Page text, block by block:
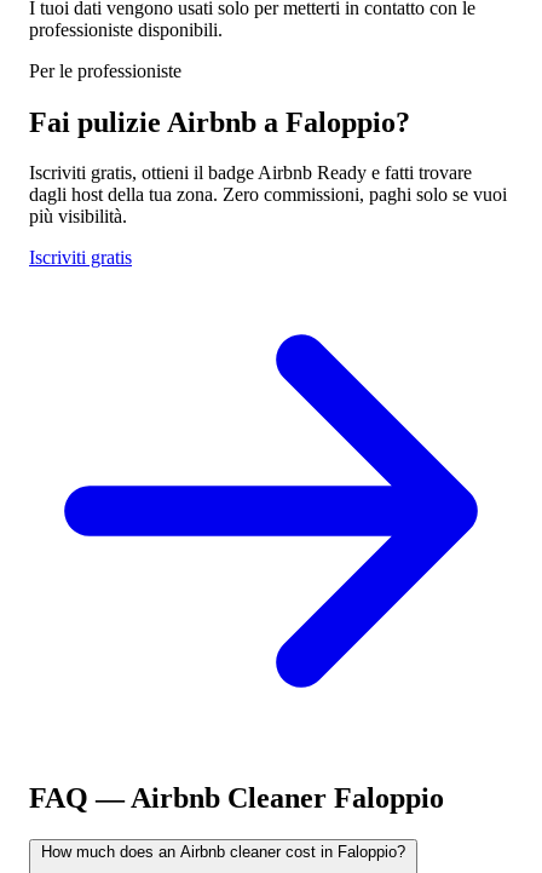
I tuoi dati vengono usati solo per metterti in contatto con le
professioniste disponibili.
Per le professioniste
Fai pulizie Airbnb a Faloppio?
Iscriviti gratis, ottieni il badge Airbnb Ready e fatti trovare
dagli host della tua zona. Zero commissioni, paghi solo se vuoi
più visibilità.
Iscriviti gratis
FAQ — Airbnb Cleaner Faloppio
How much does an Airbnb cleaner cost in Faloppio?